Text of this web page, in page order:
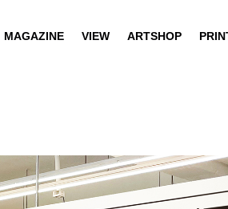
MAGAZINE VIEW ARTSHOP